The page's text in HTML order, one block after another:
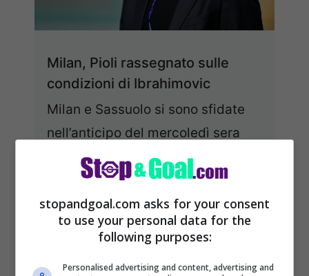
Milan, Pioli rassegnato sulle
condizioni di Ibrahimovic
Milan e Sassuolo si sono sfidate
nell’anticipo del mercoledì sera
della 31a giornata di Serie A.
Stefano Pioli e Roberto ...Leggi
tutto
21/04/2021
stopandgoal.com asks for your consent
to use your personal data for the
following purposes:
Personalised advertising and content, advertising and